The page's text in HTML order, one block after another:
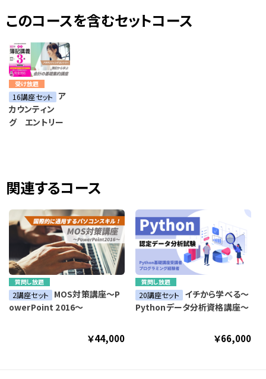
このコースを含むセットコース
受け放題
16講座セット ア
カウンティン
グ エントリー
関連するコース
質問し放題
2講座セット MOS対策講座～P
owerPoint 2016～
￥44,000
質問し放題
20講座セット イチから学べる～
Pythonデータ分析資格講座～
￥66,000